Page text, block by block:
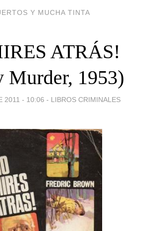
Y MUCHA TINTA
ATRÁS!
Murder, 1953)
2011 - 10:06 - LIBROS CRIMINALES